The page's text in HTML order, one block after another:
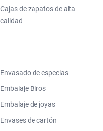
Cajas de zapatos de alta
calidad
Envasado de especias
Embalaje Biros
Embalaje de joyas
Envases de cartón